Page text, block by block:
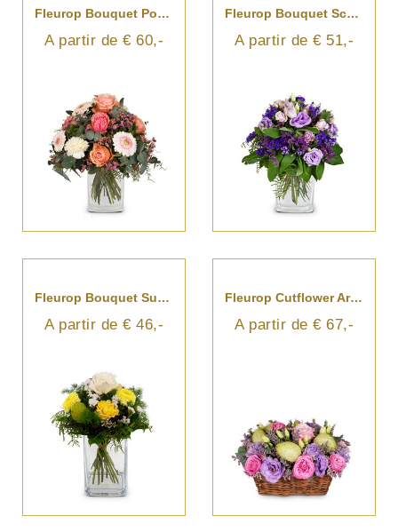
Fleurop Bouquet Poetry In Pastel Shades
A partir de € 60,-
Fleurop Bouquet Scent Of Summer
A partir de € 51,-
Fleurop Bouquet Sunshine
A partir de € 46,-
Fleurop Cutflower Arrangement Fragrant Poetry
A partir de € 67,-